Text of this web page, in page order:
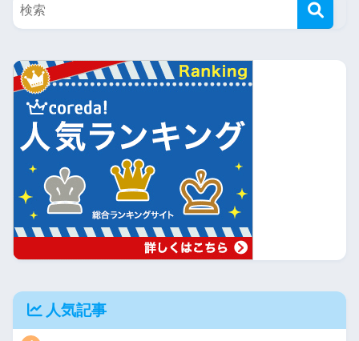
人気記事